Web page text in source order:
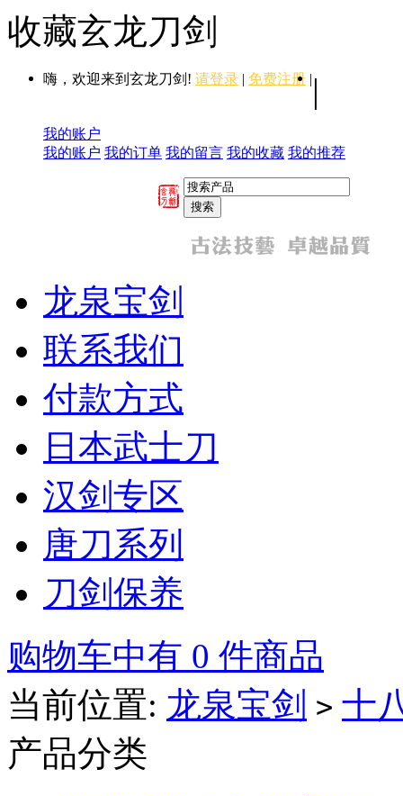
收藏玄龙刀剑
嗨，欢迎来到玄龙刀剑! 请登录 | 免费注册 | |
我的账户
我的账户 我的订单 我的留言 我的收藏 我的推荐
龙泉宝剑
联系我们
付款方式
日本武士刀
汉剑专区
唐刀系列
刀剑保养
购物车中有 0 件商品
当前位置: 龙泉宝剑 > 十
产品分类